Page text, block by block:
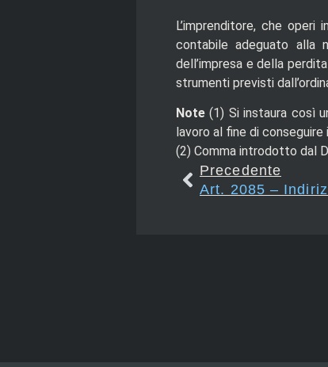
L’imprenditore, che
contabile adeguato alla
dell’impresa e della
strumenti previsti
Note (1) Si instaura così
lavoro al fine di
(2) Comma introdotto dal
Precedente
Art. 2085 –